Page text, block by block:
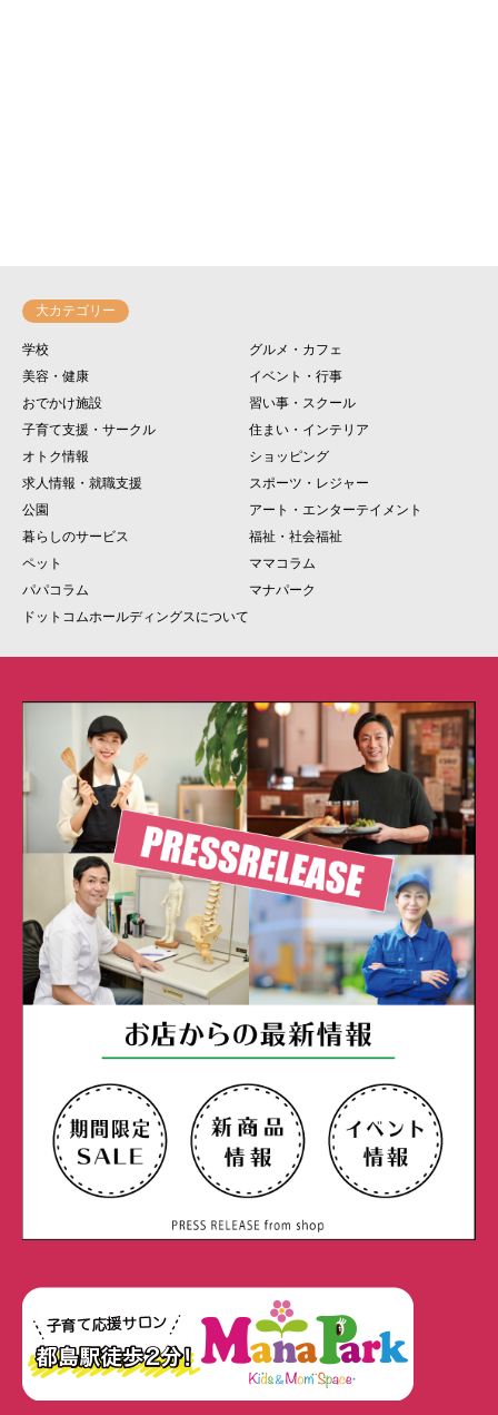
大カテゴリー
学校
グルメ・カフェ
美容・健康
イベント・行事
おでかけ施設
習い事・スクール
子育て支援・サークル
住まい・インテリア
オトク情報
ショッピング
求人情報・就職支援
スポーツ・レジャー
公園
アート・エンターテイメント
暮らしのサービス
福祉・社会福祉
ペット
ママコラム
パパコラム
マナパーク
ドットコムホールディングスについて